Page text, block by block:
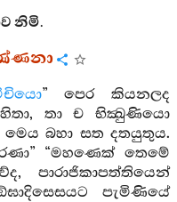
නිමි.
” පෙර කියනලද
තා ච භික්‍ඛුණියො
මෙය බහා සත දතයුතුය.
“මහණෙක් තෙමේ
පාරාජිකාපත්තියෙන්
පැමිණියේ